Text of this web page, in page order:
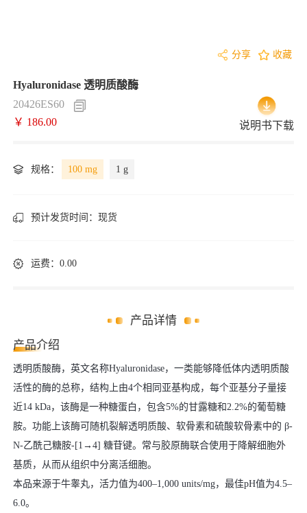
分享 收藏
Hyaluronidase 透明质酸酶
20426ES60
￥ 186.00
说明书下载
规格： 100 mg 1 g
预计发货时间： 现货
运费：0.00
产品详情
产品介绍
透明质酸酶，英文名称Hyaluronidase，一类能够降低体内透明质酸
活性的酶的总称，结构上由4个相同亚基构成，每个亚基分子量接
近14 kDa，该酶是一种糖蛋白，包含5%的甘露糖和2.2%的葡萄糖
胺。功能上该酶可随机裂解透明质酸、软骨素和硫酸软骨素中的 β-
N-乙酰己糖胺-[1→4] 糖苷键。常与胶原酶联合使用于降解细胞外
基质，从而从组织中分离活细胞。
本品来源于牛睾丸，活力值为400–1,000 units/mg，最佳pH值为4.5–
6.0。